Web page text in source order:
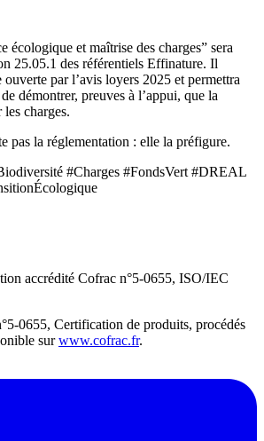
écologique et maîtrise des charges” sera
25.05.1 des référentiels Effinature. Il
par l’avis loyers 2025 et permettra
démontrer, preuves à l’appui, que la
charges.
pas la réglementation : elle la préfigure.
#Charges #FondsVert #DREAL
accrédité Cofrac n°5-0655, ISO/IEC
0655, Certification de produits, procédés
surwww.cofrac.fr.